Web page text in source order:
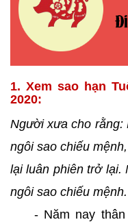
1. Xem sao hạn
2020:
Người xưa cho rằng:
ngôi sao chiếu
lại luân phiên trở lại.
ngôi sao chiếu
- Năm nay